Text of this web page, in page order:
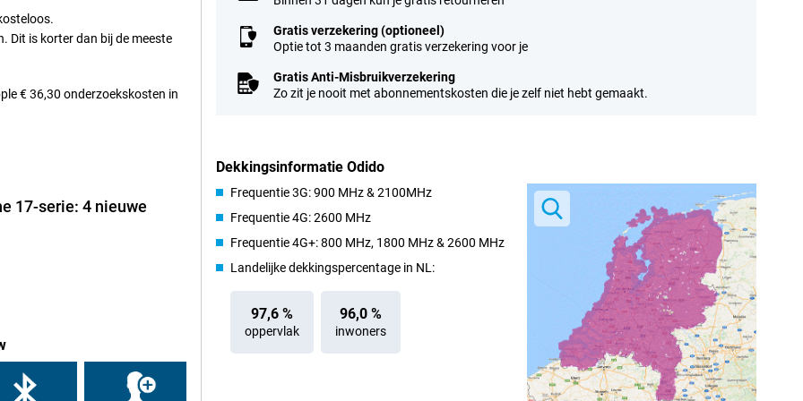
nieuwe telelens, beschik je
broekzak. De 4x en 8x
Photonic Engine zorgt
bij weinig licht. Voeg daar de
uit de verf.
ervoor dat jij altijd ideaal in
tegelijk met de voor- en
heb je de tools van een
met een nog groter scherm
fotografen en gamers die
je camera op afstand te
en gepersonaliseerd
bent.
Dit is korter dan bij de meeste
€ 36,30 onderzoekskosten in
17-serie: 4 nieuwe
Gratis verzekering (optioneel)
Optie tot 3 maanden gratis verzekering voor je
Gratis Anti-Misbruikverzekering
Zo zit je nooit met abonnementskosten die je zelf niet hebt gemaakt.
Dekkingsinformatie Odido
Frequentie 3G: 900 MHz & 2100MHz
Frequentie 4G: 2600 MHz
Frequentie 4G+: 800 MHz, 1800 MHz & 2600 MHz
Landelijke dekkingspercentage in NL:
97,6 %
oppervlak
96,0 %
inwoners